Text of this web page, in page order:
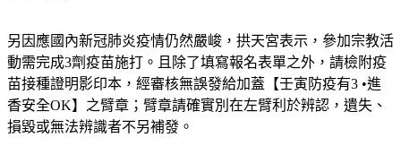
另因應國內新冠肺炎疫情仍然嚴峻，拱天宮表示，參加宗教活
動需完成3劑疫苗施打。且除了填寫報名表單之外，請檢附疫
苗接種證明影印本，經審核無誤發給加蓋【壬寅防疫有3 •進
香安全OK】之臂章；臂章請確實別在左臂利於辨認，遺失、
損毀或無法辨識者不另補發。